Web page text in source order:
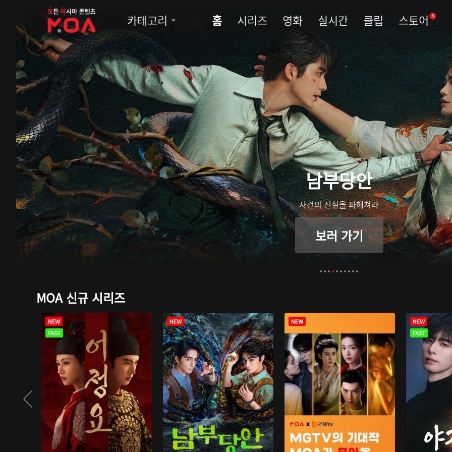
MOA
카테고리 홈 시리즈 영화 실시간 클립 스토어 N
남부당안
사건의 진실을 파헤쳐라
보러 가기
MOA 신규 시리즈